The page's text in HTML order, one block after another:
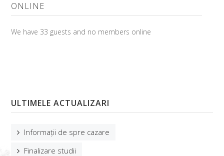
ONLINE
We have 33 guests and no members online
ULTIMELE ACTUALIZARI
Informații de spre cazare
Finalizare studii